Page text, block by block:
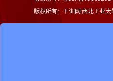
版权所有：干训网:西北工业大